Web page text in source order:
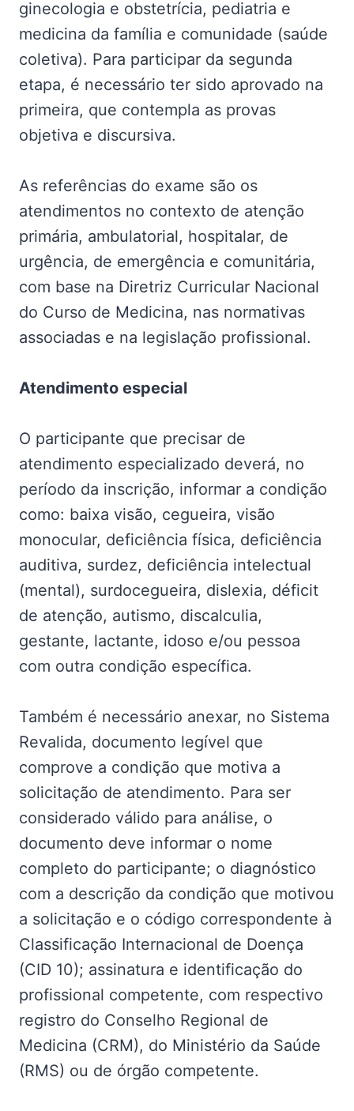
ginecologia e obstetrícia, pediatria e
medicina da família e comunidade (saúde
coletiva). Para participar da segunda
etapa, é necessário ter sido aprovado na
primeira, que contempla as provas
objetiva e discursiva.
As referências do exame são os
atendimentos no contexto de atenção
primária, ambulatorial, hospitalar, de
urgência, de emergência e comunitária,
com base na Diretriz Curricular Nacional
do Curso de Medicina, nas normativas
associadas e na legislação profissional.
Atendimento especial
O participante que precisar de
atendimento especializado deverá, no
período da inscrição, informar a condição
como: baixa visão, cegueira, visão
monocular, deficiência física, deficiência
auditiva, surdez, deficiência intelectual
(mental), surdocegueira, dislexia, déficit
de atenção, autismo, discalculia,
gestante, lactante, idoso e/ou pessoa
com outra condição específica.
Também é necessário anexar, no Sistema
Revalida, documento legível que
comprove a condição que motiva a
solicitação de atendimento. Para ser
considerado válido para análise, o
documento deve informar o nome
completo do participante; o diagnóstico
com a descrição da condição que motivou
a solicitação e o código correspondente à
Classificação Internacional de Doença
(CID 10); assinatura e identificação do
profissional competente, com respectivo
registro do Conselho Regional de
Medicina (CRM), do Ministério da Saúde
(RMS) ou de órgão competente.